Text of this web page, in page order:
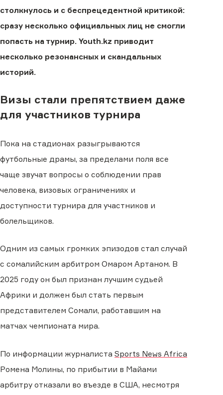
столкнулось и с беспрецедентной критикой:
сразу несколько официальных лиц не смогли
попасть на турнир. Youth.kz приводит
несколько резонансных и скандальных
историй.
Визы стали препятствием даже
для участников турнира
Пока на стадионах разыгрываются
футбольные драмы, за пределами поля все
чаще звучат вопросы о соблюдении прав
человека, визовых ограничениях и
доступности турнира для участников и
болельщиков.
Одним из самых громких эпизодов стал случай
с сомалийским арбитром Омаром Артаном. В
2025 году он был признан лучшим судьей
Африки и должен был стать первым
представителем Сомали, работавшим на
матчах чемпионата мира.
По информации журналиста Sports News Africa
Ромена Молины, по прибытии в Майами
арбитру отказали во въезде в США, несмотря